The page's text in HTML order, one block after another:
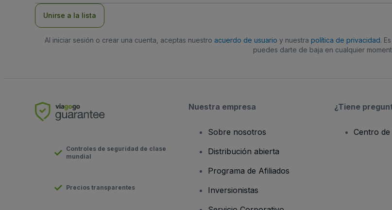
Unirse a la lista
Al iniciar sesión o crear una cuenta, aceptas nuestro acuerdo de usuario y nuestra política de privacidad.
puedes darte de baja en cualquier
Controles de seguridad de clase
mundial
Precios transparentes
Nuestra empresa
Sobre nosotros
Distribución abierta
Programa de Afiliados
Inversionistas
¿Tiene
Centro